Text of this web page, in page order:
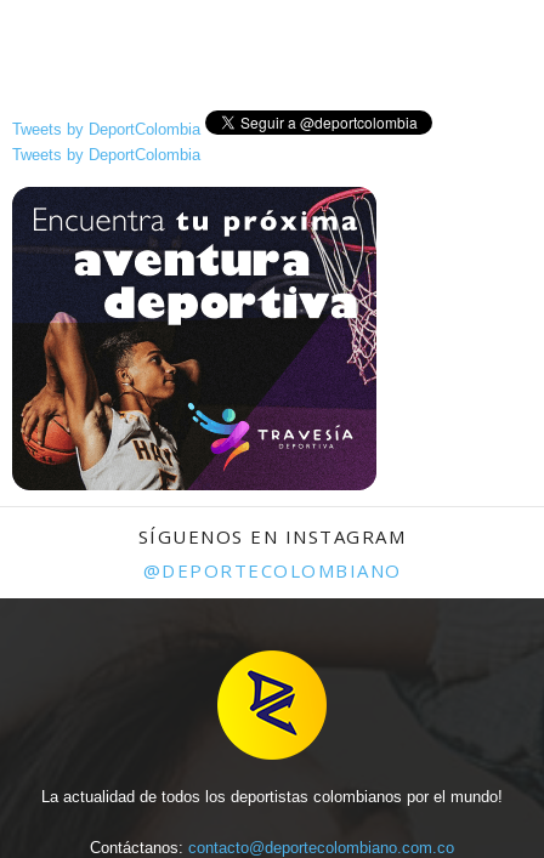
Tweets by DeportColombia
Tweets by DeportColombia
SÍGUENOS EN INSTAGRAM
@DEPORTECOLOMBIANO
La actualidad de todos los deportistas colombianos por el mundo!
Contáctanos: contacto@deportecolombiano.com.co